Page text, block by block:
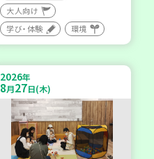
大人向け
学び・体験
環境
2026年
8月27日(木)